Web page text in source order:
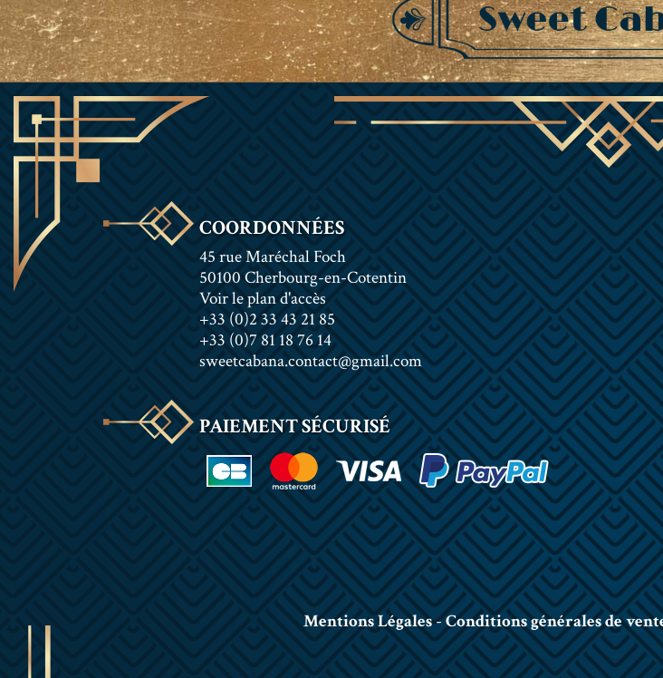
COORDONNÉES
45 rue Maréchal Foch
50100 Cherbourg-en-Cotentin
Voir le plan d'accès
+33 (0)2 33 43 21 85
+33 (0)7 81 18 76 14
sweetcabana.contact@gmail.com
PAIEMENT SÉCURISÉ
Mentions Légales-Conditions générales de